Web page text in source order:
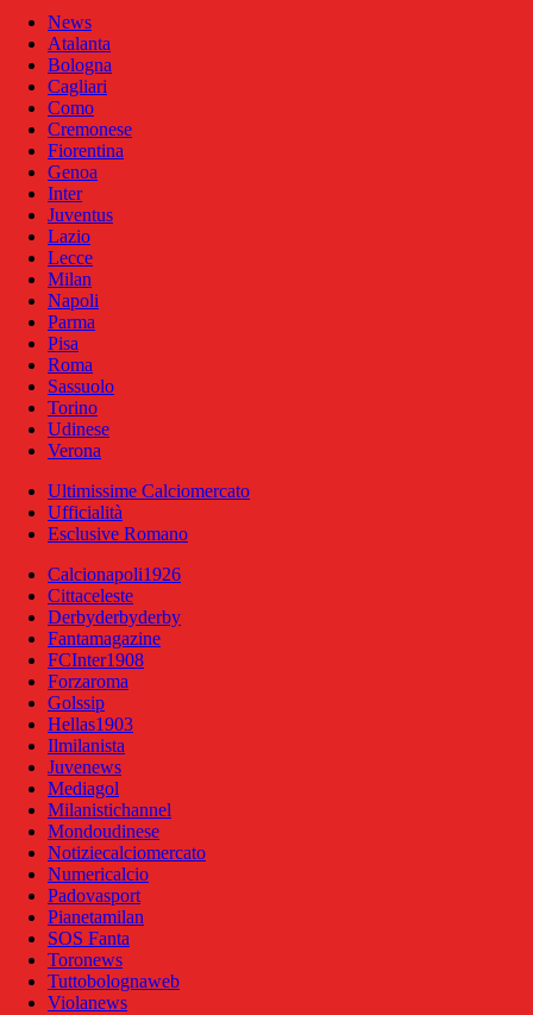
News
Atalanta
Bologna
Cagliari
Como
Cremonese
Fiorentina
Genoa
Inter
Juventus
Lazio
Lecce
Milan
Napoli
Parma
Pisa
Roma
Sassuolo
Torino
Udinese
Verona
Ultimissime Calciomercato
Ufficialità
Esclusive Romano
Calcionapoli1926
Cittaceleste
Derbyderbyderby
Fantamagazine
FCInter1908
Forzaroma
Golssip
Hellas1903
Ilmilanista
Juvenews
Mediagol
Milanistichannel
Mondoudinese
Notiziecalciomercato
Numericalcio
Padovasport
Pianetamilan
SOS Fanta
Toronews
Tuttobolognaweb
Violanews